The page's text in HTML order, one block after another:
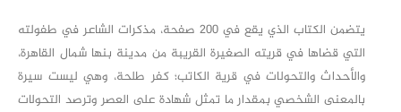
يتضمن الكتاب الذي يقع في 200 صفحة، مذكرات الشاعر في طفولته
التي قضاها في قريته الصغيرة القريبة من مدينة بنها شمال القاهرة،
والأحداث والتحولات في قرية الكاتب؛ كفر طلحة، وهي ليست سيرة
بالمعنى الشخصي بمقدار ما تمثل شهادة على العصر وترصد التحولات